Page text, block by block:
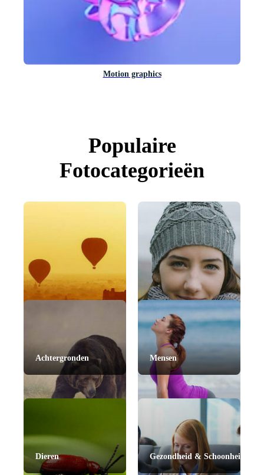
Motion graphics
Populaire
Fotocategorieën
Achtergronden Mensen
Dieren Gezondheid & Schoonheid